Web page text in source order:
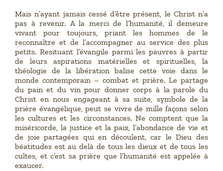
Mais n’ayant jamais cessé d’être présent, le Christ n’a
pas à revenir. A la merci de l’humanité, il demeure
vivant pour toujours, priant les hommes de le
reconnaître et de l’accompagner au service des plus
petits. Resituant l’évangile parmi les pauvres à partir
de leurs aspirations matérielles et spirituelles, la
théologie de la libération balise cette voie dans le
monde contemporain – combat et prière. Le partage
du pain et du vin pour donner corps à la parole du
Christ en nous engageant à sa suite, symbole de la
prière évangélique, peut se vivre de mille façons selon
les cultures et les circonstances. Ne comptent que la
miséricorde, la justice et la paix, l’abondance de vie et
de joie partagées qui en découlent, car le Dieu des
béatitudes est au delà de tous les dieux et de tous les
cultes, et c’est sa prière que l’humanité est appelée à
exaucer.